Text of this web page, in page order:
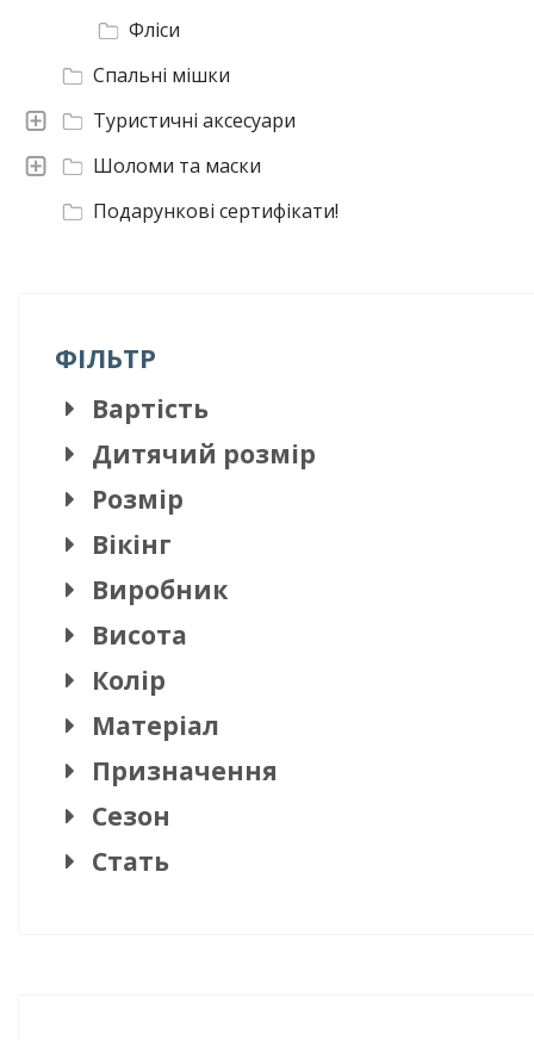
Подарункові сертифікати!
Шоломи та маски
Туристичні аксесуари
Спальні мішки
Фліси
ФІЛЬТР
Вартість
Дитячий розмір
Розмір
Вікінг
Виробник
Висота
Колір
Матеріал
Призначення
Сезон
Стать